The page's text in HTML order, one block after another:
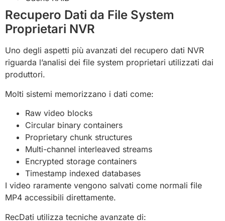
Recupero Dati da File System
Proprietari NVR
Uno degli aspetti più avanzati del recupero dati NVR
riguarda l’analisi dei file system proprietari utilizzati dai
produttori.
Molti sistemi memorizzano i dati come:
Raw video blocks
Circular binary containers
Proprietary chunk structures
Multi-channel interleaved streams
Encrypted storage containers
Timestamp indexed databases
I video raramente vengono salvati come normali file
MP4 accessibili direttamente.
RecDati utilizza tecniche avanzate di: